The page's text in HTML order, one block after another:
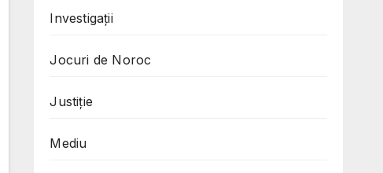
Investigații
Jocuri de Noroc
Justiție
Mediu